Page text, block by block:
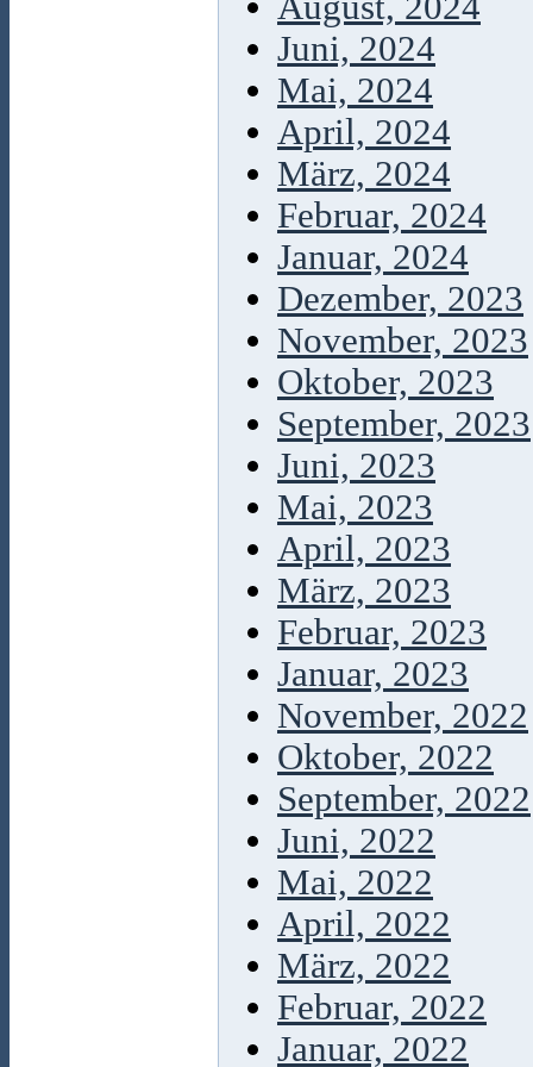
Juni, 2024
Mai, 2024
April, 2024
März, 2024
Februar, 2024
Januar, 2024
Dezember, 2023
November, 2023
Oktober, 2023
September, 2023
Juni, 2023
Mai, 2023
April, 2023
März, 2023
Februar, 2023
Januar, 2023
November, 2022
Oktober, 2022
September, 2022
Juni, 2022
Mai, 2022
April, 2022
März, 2022
Februar, 2022
Januar, 2022